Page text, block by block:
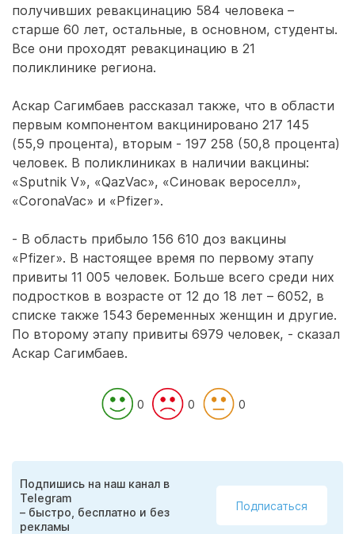
получивших ревакцинацию 584 человека –
старше 60 лет, остальные, в основном, студенты.
Все они проходят ревакцинацию в 21
поликлинике региона.
Аскар Сагимбаев рассказал также, что в области
первым компонентом вакцинировано 217 145
(55,9 процента), вторым - 197 258 (50,8 процента)
человек. В поликлиниках в наличии вакцины:
«Sputnik V», «QazVac», «Синовак вероселл»,
«CoronaVac» и «Pfizer».
- В область прибыло 156 610 доз вакцины
«Pfizer». В настоящее время по первому этапу
привиты 11 005 человек. Больше всего среди них
подростков в возрасте от 12 до 18 лет – 6052, в
списке также 1543 беременных женщин и другие.
По второму этапу привиты 6979 человек, - сказал
Аскар Сагимбаев.
0 0 0
Подпишись на наш канал в
Telegram
– быстро, бесплатно и без
рекламы
Подписаться